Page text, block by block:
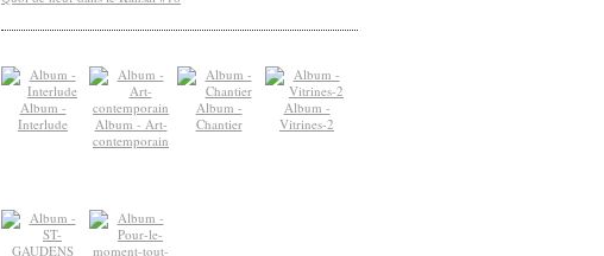
Album -
Interlude
Album - Art-
contemporain
Album -
Chantier
Album -
Vitrines-2